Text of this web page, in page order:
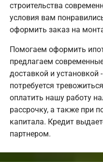
строительства
условия вам
оформить заказ на
Помогаем оформить
предлагаем
доставкой и установкой
потребуется
оплатить нашу работу
рассрочку, а также при
капитала. Кредит
партнером.